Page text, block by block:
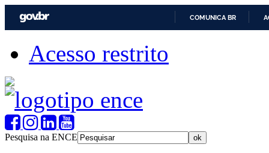
COMUNICA BR
Acesso restrito
Pesquisa na ENCE